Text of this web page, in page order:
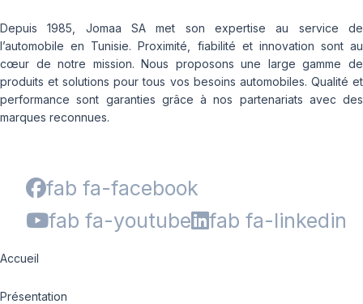
Depuis 1985, Jomaa SA met son expertise au service de
l’automobile en Tunisie. Proximité, fiabilité et innovation sont au
cœur de notre mission. Nous proposons une large gamme de
produits et solutions pour tous vos besoins automobiles. Qualité et
performance sont garanties grâce à nos partenariats avec des
marques reconnues.
fab fa-facebook
fab fa-youtube
fab fa-linkedin
Accueil
Présentation